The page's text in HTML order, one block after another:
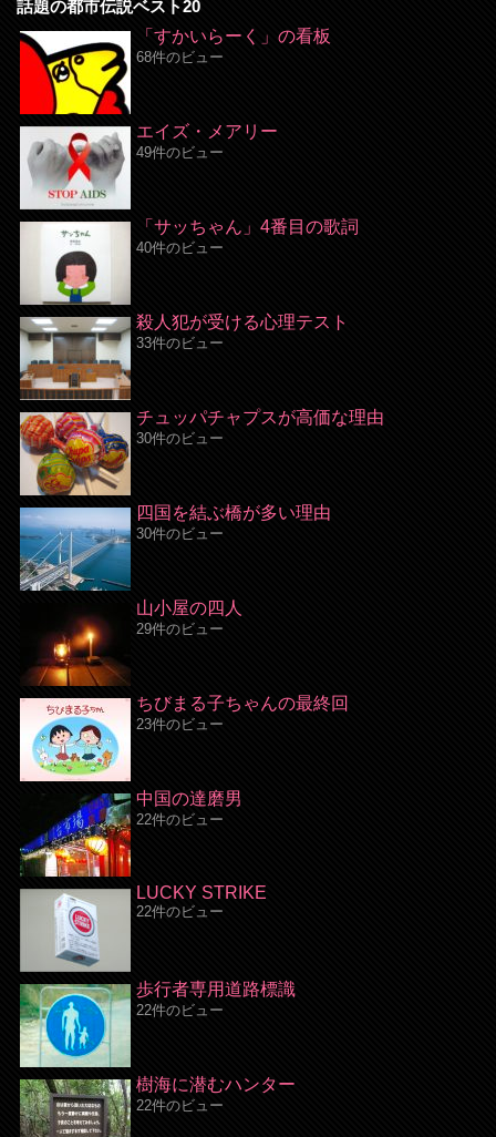
話題の都市伝説ベスト20
「すかいらーく」の看板
68件のビュー
エイズ・メアリー
49件のビュー
「サッちゃん」4番目の歌詞
40件のビュー
殺人犯が受ける心理テスト
33件のビュー
チュッパチャプスが高価な理由
30件のビュー
四国を結ぶ橋が多い理由
30件のビュー
山小屋の四人
29件のビュー
ちびまる子ちゃんの最終回
23件のビュー
中国の達磨男
22件のビュー
LUCKY STRIKE
22件のビュー
歩行者専用道路標識
22件のビュー
樹海に潜むハンター
22件のビュー